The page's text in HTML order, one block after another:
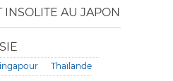
INSOLITE AU JAPON
Thaïlande